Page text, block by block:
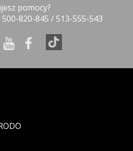
pomocy?
820-845 / 513-555-543